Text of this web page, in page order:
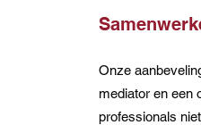
Onze
mediator en een
professionals